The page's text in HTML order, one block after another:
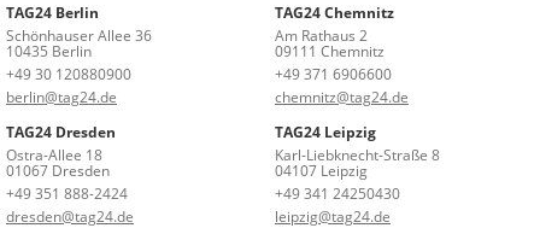
TAG24 Berlin
Schönhauser Allee 36
10435 Berlin
+49 30 120880900
berlin@tag24.de
TAG24 Chemnitz
Am Rathaus 2
09111 Chemnitz
+49 371 6906600
chemnitz@tag24.de
TAG24 Dresden
Ostra-Allee 18
01067 Dresden
+49 351 888-2424
dresden@tag24.de
TAG24 Leipzig
Karl-Liebknecht-Straße 8
04107 Leipzig
+49 341 24250430
leipzig@tag24.de